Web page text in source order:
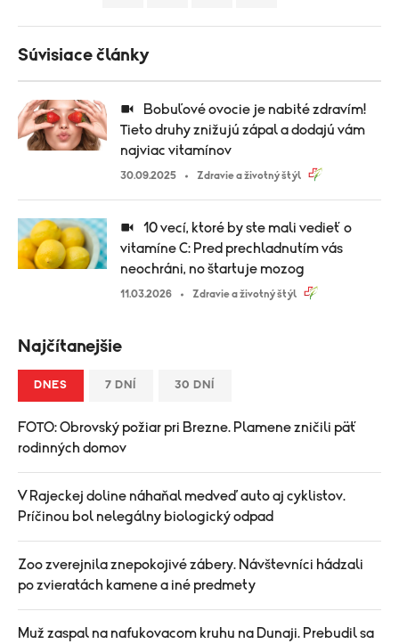
Súvisiace články
Tieto druhy znižujú zápal a dodajú vám
najviac vitamínov
30.09.2025 Zdravie a životný štýl
vitamíne C: Pred prechladnutím vás
neochráni, no štartuje mozog
11.03.2026 Zdravie a životný štýl
Najčítanejšie
DNES 7 DNÍ 30 DNÍ
FOTO: Obrovský požiar pri Brezne. Plamene zničili päť
rodinných domov
V Rajeckej doline náhaňal medveď auto aj cyklistov.
Príčinou bol nelegálny biologický odpad
Zoo zverejnila znepokojivé zábery. Návštevníci hádzali
po zvieratách kamene a iné predmety
Muž zaspal na nafukovacom kruhu na Dunaji. Prebudil sa